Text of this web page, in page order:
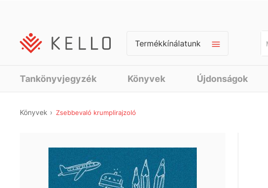
Termékkínálatunk
Tankönyvjegyzék Könyvek Újdonságok
Könyvek Zsebbevaló krumplirajzoló